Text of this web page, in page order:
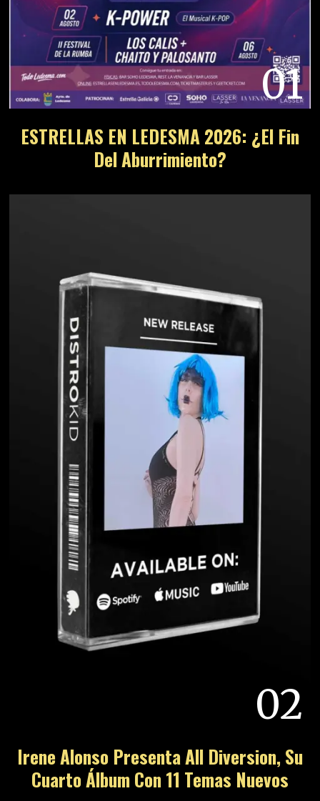
01
ESTRELLAS EN LEDESMA 2026: ¿El Fin
Del Aburrimiento?
02
Irene Alonso Presenta All Diversion, Su
Cuarto Álbum Con 11 Temas Nuevos